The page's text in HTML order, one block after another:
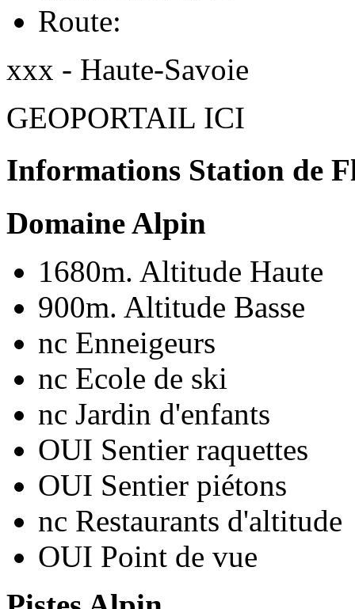
Route:
xxx - Haute-Savoie
GEOPORTAIL ICI
Informations Station de
Domaine Alpin
1680m. Altitude Haute
900m. Altitude Basse
nc Enneigeurs
nc Ecole de ski
nc Jardin d'enfants
OUI Sentier raquettes
OUI Sentier piétons
nc Restaurants d'altitude
OUI Point de vue